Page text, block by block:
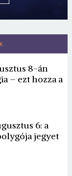
8-án
– ezt hozza a
6: a
jegyet